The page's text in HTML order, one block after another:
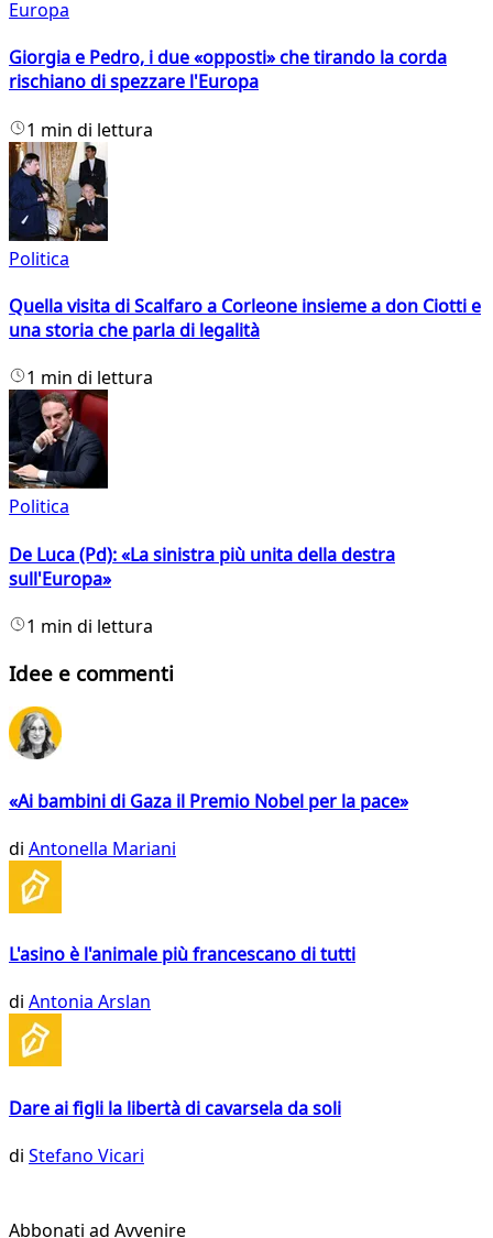
Europa
Giorgia e Pedro, i due «opposti» che tirando la corda
rischiano di spezzare l'Europa
1 min di lettura
Politica
Quella visita di Scalfaro a Corleone insieme a don Ciotti e
una storia che parla di legalità
1 min di lettura
Politica
De Luca (Pd): «La sinistra più unita della destra
sull'Europa»
1 min di lettura
Idee e commenti
«Ai bambini di Gaza il Premio Nobel per la pace»
di Antonella Mariani
L'asino è l'animale più francescano di tutti
di Antonia Arslan
Dare ai figli la libertà di cavarsela da soli
di Stefano Vicari
Abbonati ad Avvenire